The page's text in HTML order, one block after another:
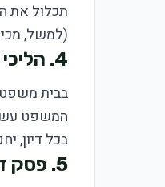
תכלול את
(למשל,
4. הליכי בית משפט
בבית משפט,
המשפט
בכל דיון,
5. פסק דין וביצוע